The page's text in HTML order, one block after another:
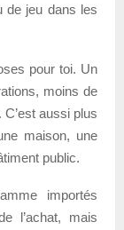
de jeu dans les
pour toi. Un
moins de
aussi plus
maison, une
public.
importés
l’achat, mais